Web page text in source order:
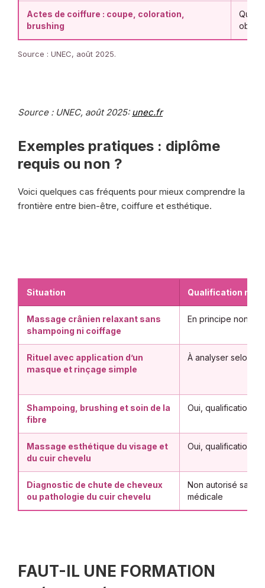
Actes de coiffure : coupe, coloration,
brushing
Source : UNEC, août 2025.
Source : UNEC, août 2025: unec.fr
Exemples pratiques : diplôme
requis ou non ?
Voici quelques cas fréquents pour mieux comprendre la
frontière entre bien-être, coiffure et esthétique.
Situation Qualification
Massage crânien relaxant sans
shampoing ni coiffage
En principe non
Rituel avec application d’un
masque et rinçage simple
À analyser selon
Shampoing, brushing et soin de la
fibre
Oui, qualification
Massage esthétique du visage et
du cuir chevelu
Oui, qualification
Diagnostic de chute de cheveux
ou pathologie du cuir chevelu
Non autorisé sans
médicale
FAUT-IL UNE FORMATION